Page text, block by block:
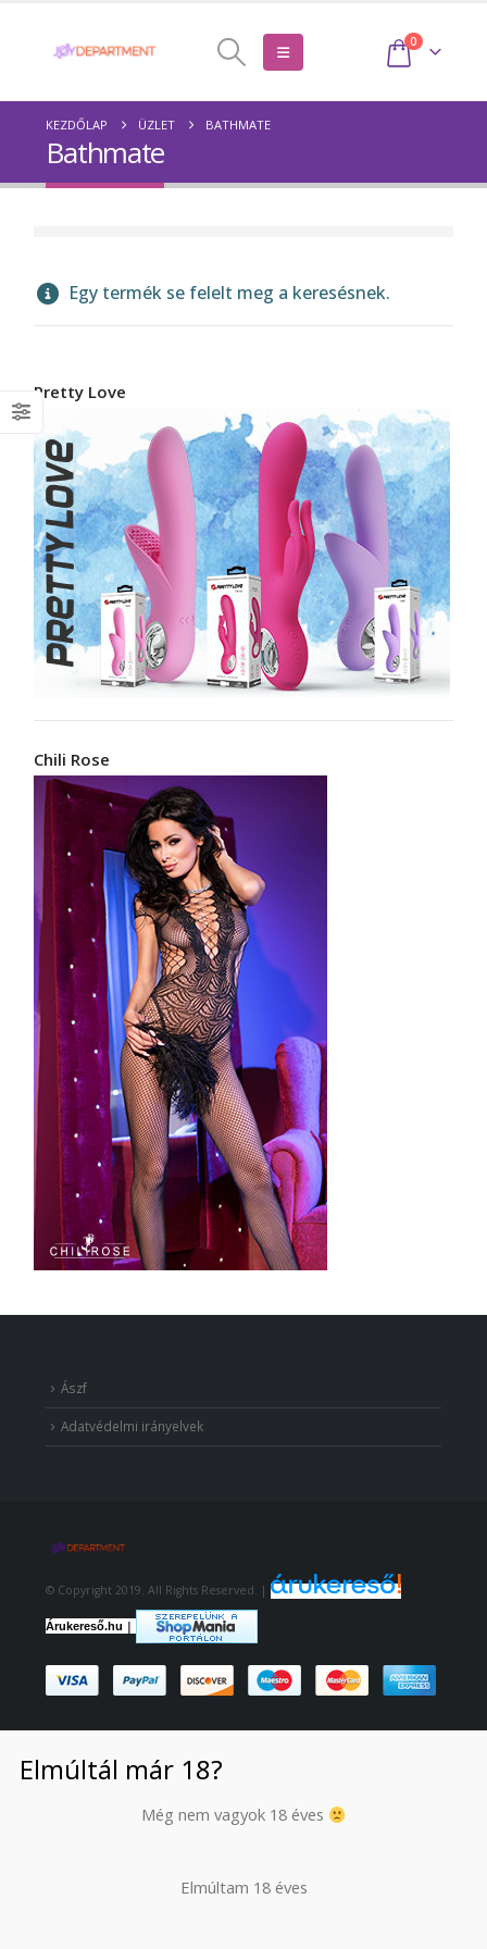
0
KEZDŐLAP ÜZLET BATHMATE
Bathmate
Egy termék se felelt meg a keresésnek.
Pretty Love
Chili Rose
Ászf
Adatvédelmi irányelvek
© Copyright 2019. All Rights Reserved. |
Árukereső.hu |
Elmúltál már 18?
Még nem vagyok 18 éves
Elmúltam 18 éves